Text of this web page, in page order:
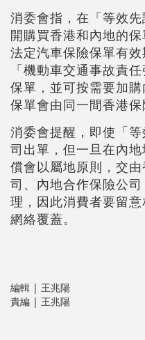
消委會指，在「等效
開購買香港和內地的
法定汽車保險保單有
「機動車交通事故責
保單，並可按需要加
保單會由同一間香港保
消委會提醒，即使「
司出單，但一旦在內
償會以屬地原則，交
司、內地合作保險公
理，因此消費者要留
網絡覆蓋。
編輯 | 王兆陽
責編 | 王兆陽